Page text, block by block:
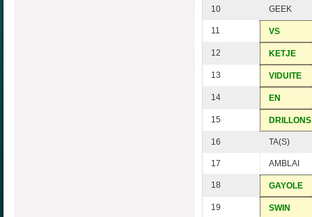
10 GEEK
11 VS
12 KETJE
13 VIDUITE
14 EN
15 DRILLONS
16 TA(S)
17 AMBLAI
18 GAYOLE
19 SWIN